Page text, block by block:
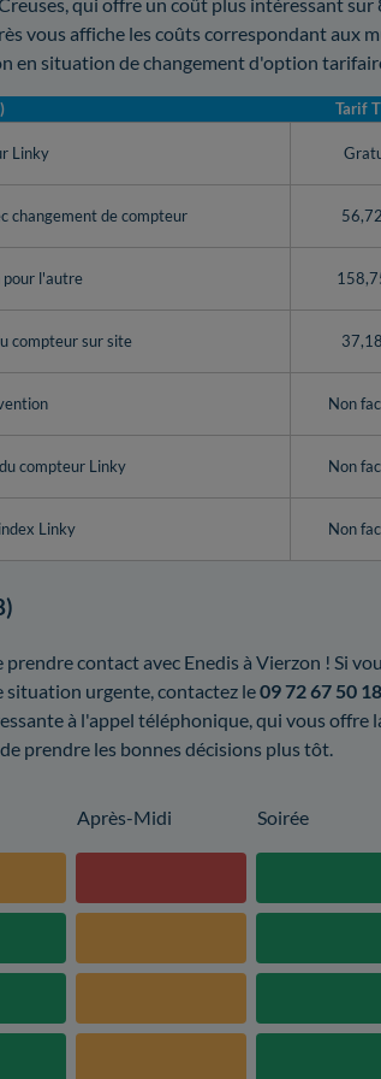
qui offre un coût plus intéressant sur
vous affiche les coûts correspondant aux
en situation de changement d'option
Tarif
Linky
changement de compteur
pour l'autre
compteur sur site
Non
compteur Linky Non
Linky Non
contact avec Enedis à Vierzon ! Si
situation urgente, contactez le09 72 67 50 18
à l'appel téléphonique, qui vous offre
prendre les bonnes décisions plus tôt.
Après-Midi Soirée